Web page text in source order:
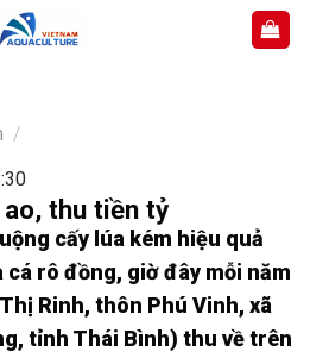
/
thu tiền tỷ
cấy lúa kém hiệu quả
rô đồng, giờ đây mỗi năm
Rinh, thôn Phú Vinh, xã
tỉnh Thái Bình) thu về trên